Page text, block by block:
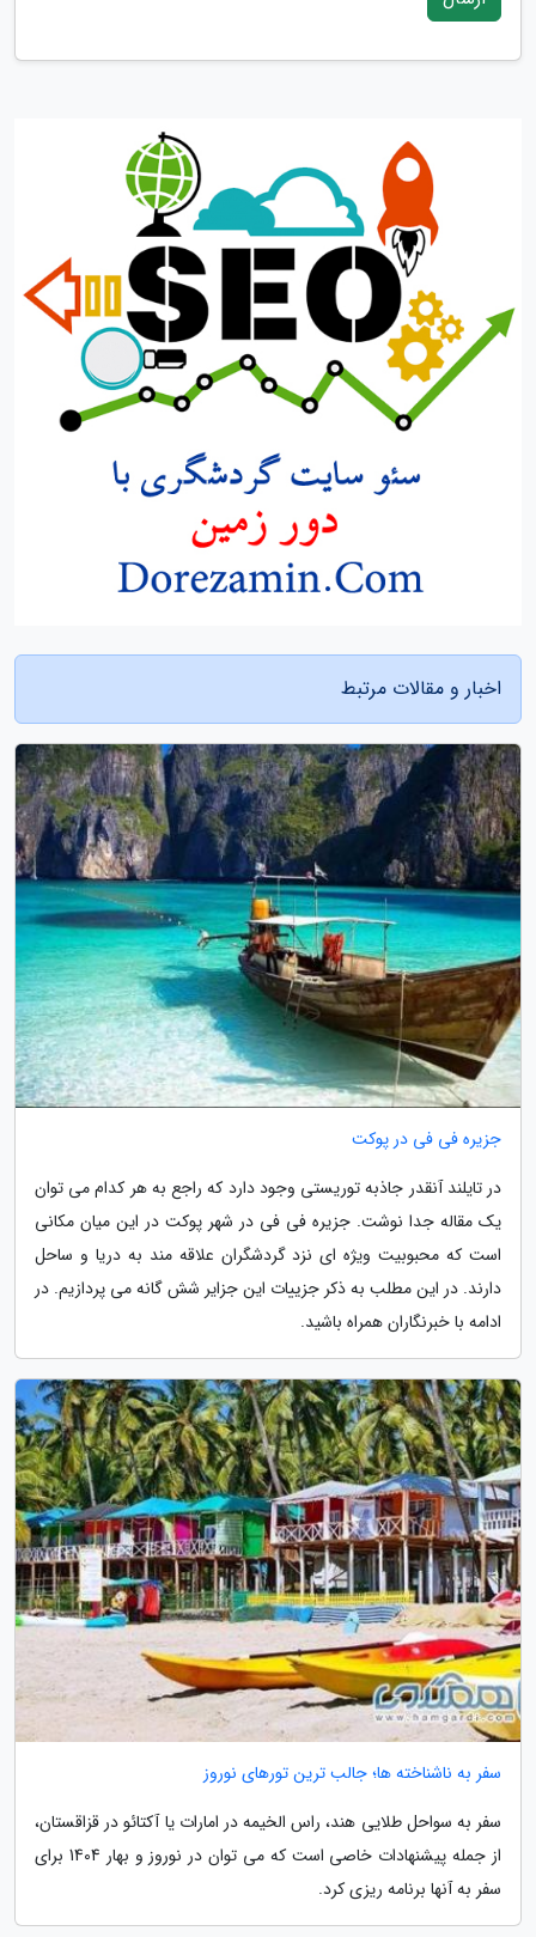
اخبار و مقالات مرتبط
جزیره فی فی در پوکت
در تایلند آنقدر جاذبه توریستی وجود دارد که راجع به هر کدام می توان
یک مقاله جدا نوشت. جزیره فی فی در شهر پوکت در این میان مکانی
است که محبوبیت ویژه ای نزد گردشگران علاقه مند به دریا و ساحل
دارند. در این مطلب به ذکر جزییات این جزایر شش گانه می پردازیم. در
ادامه با خبرنگاران همراه باشید.
سفر به ناشناخته ها؛ جالب ترین تورهای نوروز
سفر به سواحل طلایی هند، راس الخیمه در امارات یا آکتائو در قزاقستان،
از جمله پیشنهادات خاصی است که می توان در نوروز و بهار 1404 برای
سفر به آنها برنامه ریزی کرد.